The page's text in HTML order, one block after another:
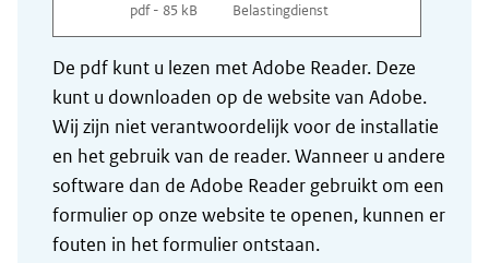
pdf - 85 kB Belastingdienst
De pdf kunt u lezen met Adobe Reader. Deze
kunt u downloaden op de website van Adobe.
Wij zijn niet verantwoordelijk voor de installatie
en het gebruik van de reader. Wanneer u andere
software dan de Adobe Reader gebruikt om een
formulier op onze website te openen, kunnen er
fouten in het formulier ontstaan.